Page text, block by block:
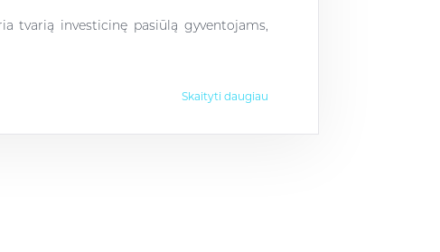
tvarią investicinę pasiūlą gyventojams,
Skaityti daugiau